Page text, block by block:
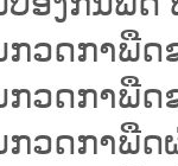
ດກາພືດຂ
ດກາພືດ
ດກາພືດ